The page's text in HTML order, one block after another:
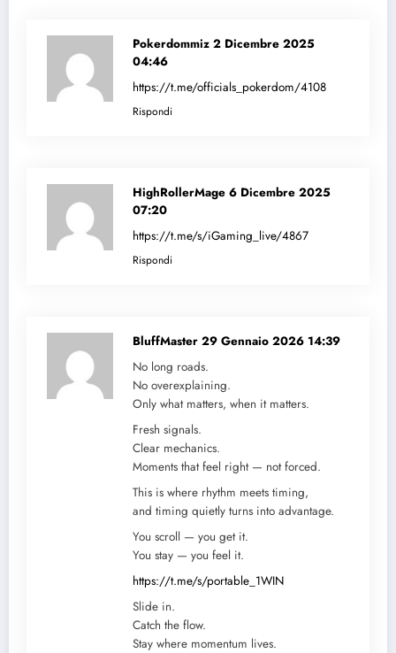
Pokerdommiz 2 Dicembre 2025
04:46
https://t.me/officials_pokerdom/4108
Rispondi
HighRollerMage 6 Dicembre 2025
07:20
https://t.me/s/iGaming_live/4867
Rispondi
BluffMaster 29 Gennaio 2026 14:39
No long roads.
No overexplaining.
Only what matters, when it matters.
Fresh signals.
Clear mechanics.
Moments that feel right — not forced.
This is where rhythm meets timing,
and timing quietly turns into advantage.
You scroll — you get it.
You stay — you feel it.
https://t.me/s/portable_1WIN
Slide in.
Catch the flow.
Stay where momentum lives.